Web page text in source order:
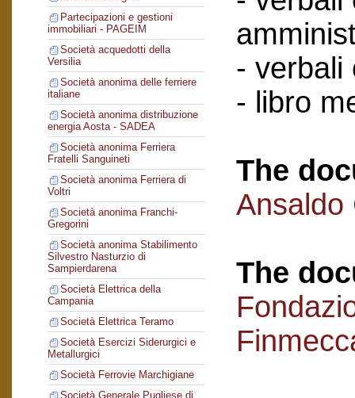
Partecipazioni e gestioni
immobiliari - PAGEIM
Società acquedotti della
Versilia
Società anonima delle ferriere
italiane
Società anonima distribuzione
energia Aosta - SADEA
Società anonima Ferriera
Fratelli Sanguineti
Società anonima Ferriera di
Voltri
Società anonima Franchi-
Gregorini
Società anonima Stabilimento
Silvestro Nasturzio di
Sampierdarena
Società Elettrica della
Campania
Società Elettrica Teramo
Società Esercizi Siderurgici e
Metallurgici
Società Ferrovie Marchigiane
Società Generale Pugliese di
- verbali
- libro
The
Ansaldo
The